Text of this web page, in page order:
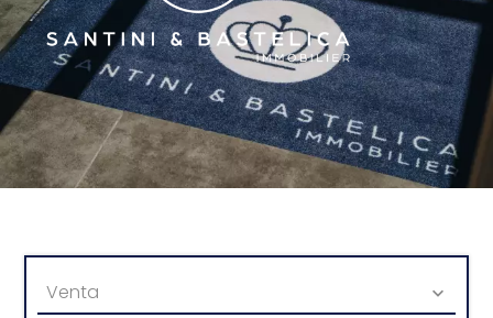
Venta